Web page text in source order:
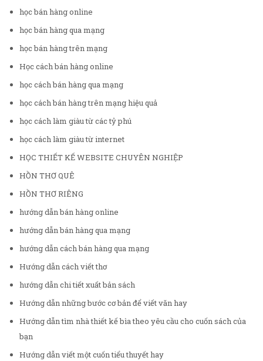
học bán hàng online
học bán hàng qua mạng
học bán hàng trên mạng
Học cách bán hàng online
học cách bán hàng qua mạng
học cách bán hàng trên mạng hiệu quả
học cách làm giàu từ các tỷ phú
học cách làm giàu từ internet
HỌC THIẾT KẾ WEBSITE CHUYÊN NGHIỆP
HỒN THƠ QUÊ
HỒN THƠ RIÊNG
hướng dẫn bán hàng online
hướng dẫn bán hàng qua mạng
hướng dẫn cách bán hàng qua mạng
Hướng dẫn cách viết thơ
hướng dẫn chi tiết xuất bản sách
Hướng dẫn những bước cơ bản để viết văn hay
Hướng dẫn tìm nhà thiết kế bìa theo yêu cầu cho cuốn sách của
bạn
Hướng dẫn viết một cuốn tiểu thuyết hay